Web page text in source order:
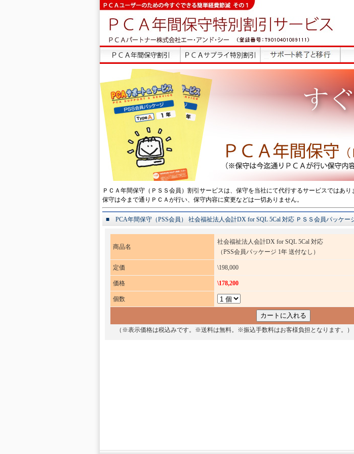
ＰＣＡ年間保守（ＰＳＳ会員）割引サービスは、保守を当社にて代行するサービスではあり
保守は今まで通りＰＣＡが行い、保守内容に変更などは一切ありません。
■ PCA年間保守（PSS会員） 社会福祉法人会計DX for SQL 5Cal 対応 ＰＳＳ会員パッケー
商品名
社会福祉法人会計DX for SQL 5Cal 対応
（PSS会員パッケージ 1年 送付なし）
定価 \198,000
価格 \178,200
個数
（※表示価格は税込みです。※送料は無料。※振込手数料はお客様負担となります。）